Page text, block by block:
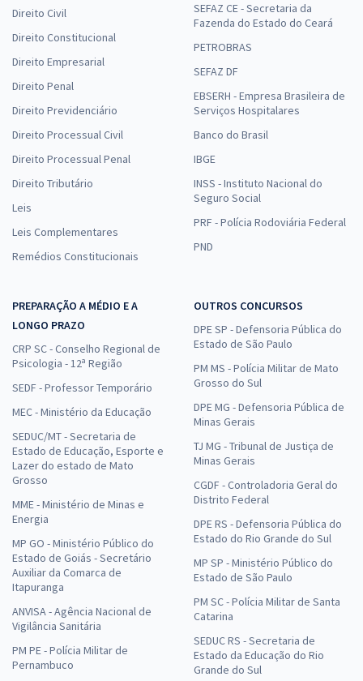
Direito Civil
Direito Constitucional
Direito Empresarial
Direito Penal
Direito Previdenciário
Direito Processual Civil
Direito Processual Penal
Direito Tributário
Leis
Leis Complementares
Remédios Constitucionais
SEFAZ CE - Secretaria da
Fazenda do Estado do Ceará
PETROBRAS
SEFAZ DF
EBSERH - Empresa Brasileira de
Serviços Hospitalares
Banco do Brasil
IBGE
INSS - Instituto Nacional do
Seguro Social
PRF - Polícia Rodoviária Federal
PND
PREPARAÇÃO A MÉDIO E A
LONGO PRAZO
CRP SC - Conselho Regional de
Psicologia - 12ª Região
SEDF - Professor Temporário
MEC - Ministério da Educação
SEDUC/MT - Secretaria de
Estado de Educação, Esporte e
Lazer do estado de Mato
Grosso
MME - Ministério de Minas e
Energia
MP GO - Ministério Público do
Estado de Goiás - Secretário
Auxiliar da Comarca de
Itapuranga
ANVISA - Agência Nacional de
Vigilância Sanitária
PM PE - Polícia Militar de
Pernambuco
OUTROS CONCURSOS
DPE SP - Defensoria Pública do
Estado de São Paulo
PM MS - Polícia Militar de Mato
Grosso do Sul
DPE MG - Defensoria Pública de
Minas Gerais
TJ MG - Tribunal de Justiça de
Minas Gerais
CGDF - Controladoria Geral do
Distrito Federal
DPE RS - Defensoria Pública do
Estado do Rio Grande do Sul
MP SP - Ministério Público do
Estado de São Paulo
PM SC - Polícia Militar de Santa
Catarina
SEDUC RS - Secretaria de
Estado da Educação do Rio
Grande do Sul